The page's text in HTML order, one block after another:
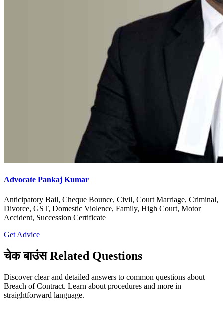
Advocate Pankaj Kumar
Anticipatory Bail, Cheque Bounce, Civil, Court Marriage, Criminal,
Divorce, GST, Domestic Violence, Family, High Court, Motor
Accident, Succession Certificate
Get Advice
चेक बाउंस Related Questions
Discover clear and detailed answers to common questions about
Breach of Contract. Learn about procedures and more in
straightforward language.